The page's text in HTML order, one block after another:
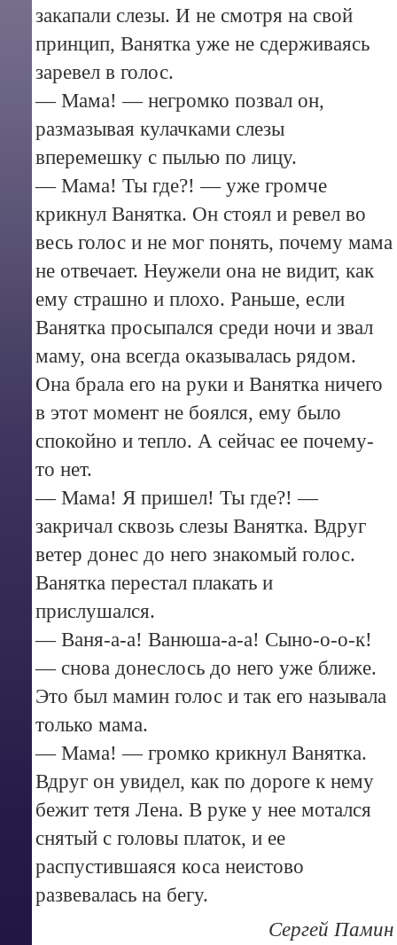
закапали слезы. И не смотря на свой
принцип, Ванятка уже не сдерживаясь
заревел в голос.
— Мама! — негромко позвал он,
размазывая кулачками слезы
вперемешку с пылью по лицу.
— Мама! Ты где?! — уже громче
крикнул Ванятка. Он стоял и ревел во
весь голос и не мог понять, почему мама
не отвечает. Неужели она не видит, как
ему страшно и плохо. Раньше, если
Ванятка просыпался среди ночи и звал
маму, она всегда оказывалась рядом.
Она брала его на руки и Ванятка ничего
в этот момент не боялся, ему было
спокойно и тепло. А сейчас ее почему-
то нет.
— Мама! Я пришел! Ты где?! —
закричал сквозь слезы Ванятка. Вдруг
ветер донес до него знакомый голос.
Ванятка перестал плакать и
прислушался.
— Ваня-а-а! Ванюша-а-а! Сыно-о-о-к!
— снова донеслось до него уже ближе.
Это был мамин голос и так его называла
только мама.
— Мама! — громко крикнул Ванятка.
Вдруг он увидел, как по дороге к нему
бежит тетя Лена. В руке у нее мотался
снятый с головы платок, и ее
распустившаяся коса неистово
развевалась на бегу.
Сергей Памин